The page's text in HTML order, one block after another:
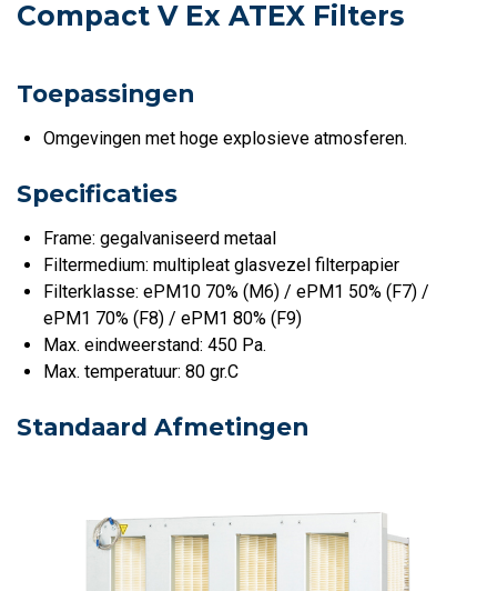
Compact V Ex ATEX Filters
Toepassingen
Omgevingen met hoge explosieve atmosferen.
Specificaties
Frame: gegalvaniseerd metaal
Filtermedium: multipleat glasvezel filterpapier
Filterklasse: ePM10 70% (M6) / ePM1 50% (F7) /
ePM1 70% (F8) / ePM1 80% (F9)
Max. eindweerstand: 450 Pa.
Max. temperatuur: 80 gr.C
Standaard Afmetingen